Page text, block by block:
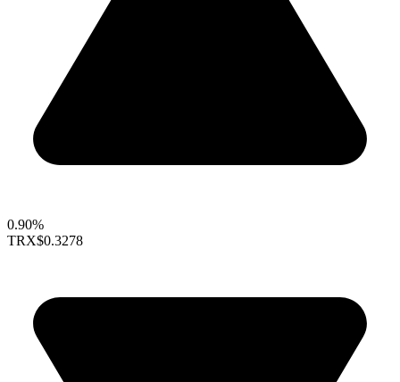
0.90%
TRX$0.3278